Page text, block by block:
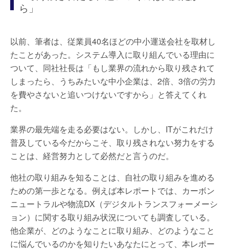
ら」
以前、筆者は、従業員40名ほどの中小運送会社を取材し
たことがあった。システム導入に取り組んでいる理由に
ついて、同社社長は「もし業界の流れから取り残されて
しまったら、うちみたいな中小企業は、2倍、3倍の労力
を費やさないと追いつけないですから」と答えてくれ
た。
業界の最先端を走る必要はない。しかし、ITがこれだけ
普及している今だからこそ、取り残されない努力をする
ことは、経営努力として必然だと言うのだ。
他社の取り組みを知ることは、自社の取り組みを進める
ための第一歩となる。例えば本レポートでは、カーボン
ニュートラルや物流DX（デジタルトランスフォーメーシ
ョン）に関する取り組み状況についても調査している。
他企業が、どのようなことに取り組み、どのようなこと
に悩んでいるのかを知りたいあなたにとって、本レポー